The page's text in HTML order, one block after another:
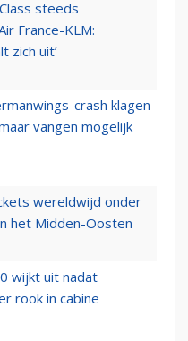
steeds
France-KLM:
zich uit’
crash klagen
vangen mogelijk
wereldwijd onder
het Midden-Oosten
wijkt uit nadat
rook in cabine